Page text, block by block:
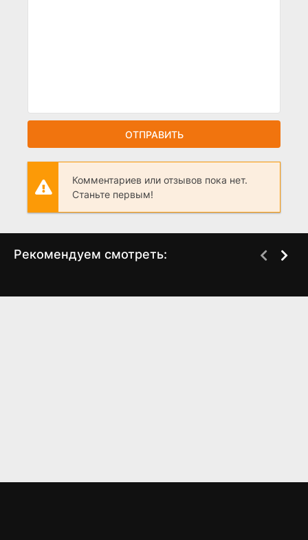
ОТПРАВИТЬ
Комментариев или отзывов пока нет.
Станьте первым!
Рекомендуем смотреть: